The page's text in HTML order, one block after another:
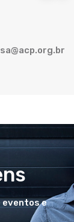
eventos e